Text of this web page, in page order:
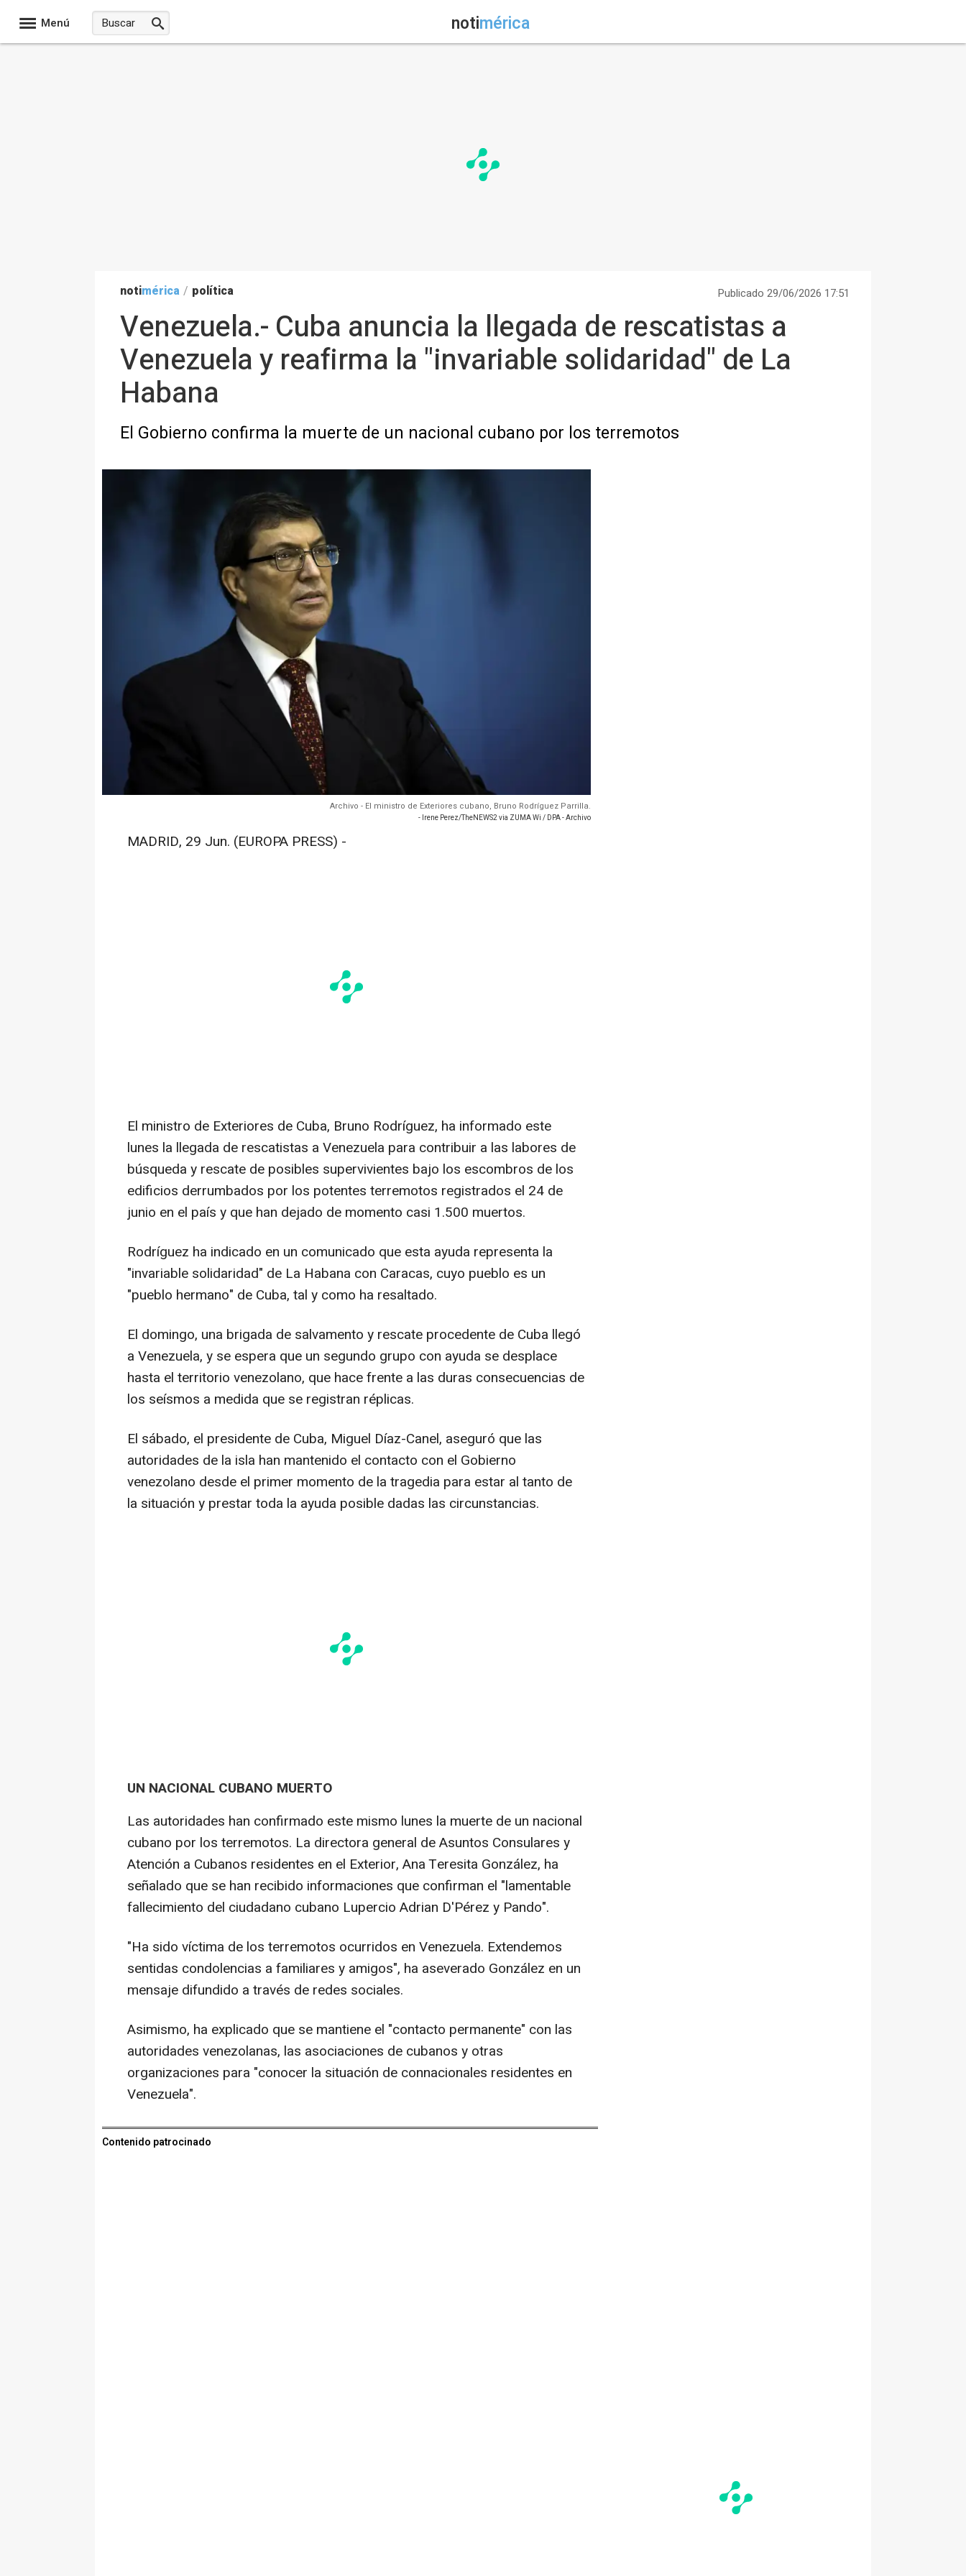
Menú notimérica
notimérica / política Publicado 29/06/2026 17:51
Venezuela.- Cuba anuncia la llegada de rescatistas a
Venezuela y reafirma la "invariable solidaridad" de La
Habana
El Gobierno confirma la muerte de un nacional cubano por los terremotos
Archivo - El ministro de Exteriores cubano, Bruno Rodríguez Parrilla.
- Irene Perez/TheNEWS2 via ZUMA Wi / DPA - Archivo
MADRID, 29 Jun. (EUROPA PRESS) -
El ministro de Exteriores de Cuba, Bruno Rodríguez, ha informado este
lunes la llegada de rescatistas a Venezuela para contribuir a las labores de
búsqueda y rescate de posibles supervivientes bajo los escombros de los
edificios derrumbados por los potentes terremotos registrados el 24 de
junio en el país y que han dejado de momento casi 1.500 muertos.
Rodríguez ha indicado en un comunicado que esta ayuda representa la
"invariable solidaridad" de La Habana con Caracas, cuyo pueblo es un
"pueblo hermano" de Cuba, tal y como ha resaltado.
El domingo, una brigada de salvamento y rescate procedente de Cuba llegó
a Venezuela, y se espera que un segundo grupo con ayuda se desplace
hasta el territorio venezolano, que hace frente a las duras consecuencias de
los seísmos a medida que se registran réplicas.
El sábado, el presidente de Cuba, Miguel Díaz-Canel, aseguró que las
autoridades de la isla han mantenido el contacto con el Gobierno
venezolano desde el primer momento de la tragedia para estar al tanto de
la situación y prestar toda la ayuda posible dadas las circunstancias.
UN NACIONAL CUBANO MUERTO
Las autoridades han confirmado este mismo lunes la muerte de un nacional
cubano por los terremotos. La directora general de Asuntos Consulares y
Atención a Cubanos residentes en el Exterior, Ana Teresita González, ha
señalado que se han recibido informaciones que confirman el "lamentable
fallecimiento del ciudadano cubano Lupercio Adrian D'Pérez y Pando".
"Ha sido víctima de los terremotos ocurridos en Venezuela. Extendemos
sentidas condolencias a familiares y amigos", ha aseverado González en un
mensaje difundido a través de redes sociales.
Asimismo, ha explicado que se mantiene el "contacto permanente" con las
autoridades venezolanas, las asociaciones de cubanos y otras
organizaciones para "conocer la situación de connacionales residentes en
Venezuela".
Contenido patrocinado